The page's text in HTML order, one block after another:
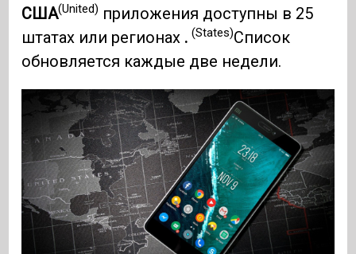
США(United) приложения доступны в 25
штатах или регионах .(States)Список
обновляется каждые две недели.